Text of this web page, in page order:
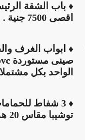
اقصى 7500 جنية .
♦ ابواب الغرف
الواحد بكل مشتملاتة
♦ 3 شفاط
توشيبا مقاس 20 هدية مجانا